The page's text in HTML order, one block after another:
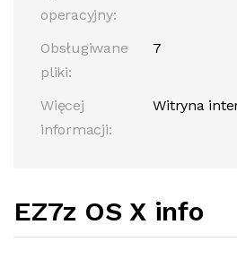
operacyjny:
Obsługiwane
pliki:
7
Więcej
informacji:
Witryna
EZ7z OS X info